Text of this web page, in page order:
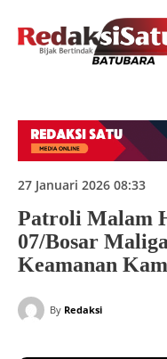
27 Januari 2026 08:33
Patroli Malam
07/Bosar
Keamanan
By Redaksi